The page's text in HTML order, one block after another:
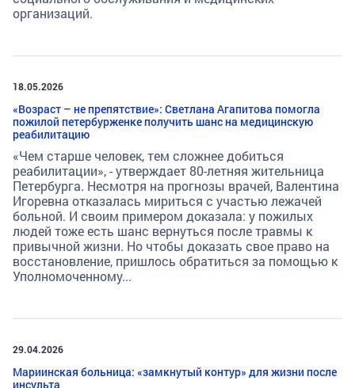
организаций.
18.05.2026
«Возраст – не препятствие»: Светлана Агапитова помогла
пожилой петербурженке получить шанс на медицинскую
реабилитацию
«Чем старше человек, тем сложнее добиться
реабилитации», - утверждает 80-летняя жительница
Петербурга. Несмотря на прогнозы врачей, Валентина
Игоревна отказалась мириться с участью лежачей
больной. И своим примером доказала: у пожилых
людей тоже есть шанс вернуться после травмы к
привычной жизни. Но чтобы доказать свое право на
восстановление, пришлось обратиться за помощью к
Уполномоченному...
29.04.2026
Мариинская больница: «замкнутый контур» для жизни после
инсульта